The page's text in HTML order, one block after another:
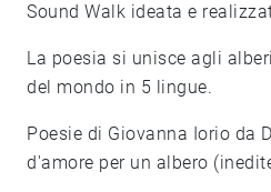
Sound Walk ideata e
La poesia si unisce agli
del mondo in 5 lingue.
Poesie di Giovanna Iorio da
d'amore per un albero